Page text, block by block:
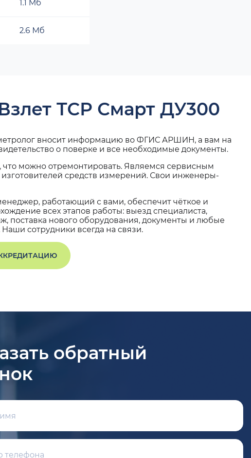
1.1 Мб
2.6 Мб
ТСР Смарт ДУ300
вносит информацию во ФГИС АРШИН, а вам на
о поверке и все необходимые документы.
можно отремонтировать. Являемся сервисным
средств измерений. Свои инженеры-
работающий с вами, обеспечит чёткое и
всех этапов работы: выезд специалиста,
поставка нового оборудования, документы и любые
сотрудники всегда на связи.
обратный